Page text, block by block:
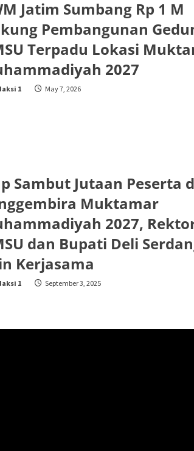
Jatim Sumbang Rp 1 M
Pembangunan
Terpadu Lokasi
2027
1 May 7, 2026
Sambut Jutaan Peserta
Muktamar
2027,
dan Bupati Deli
Kerjasama
1 September 3, 2025